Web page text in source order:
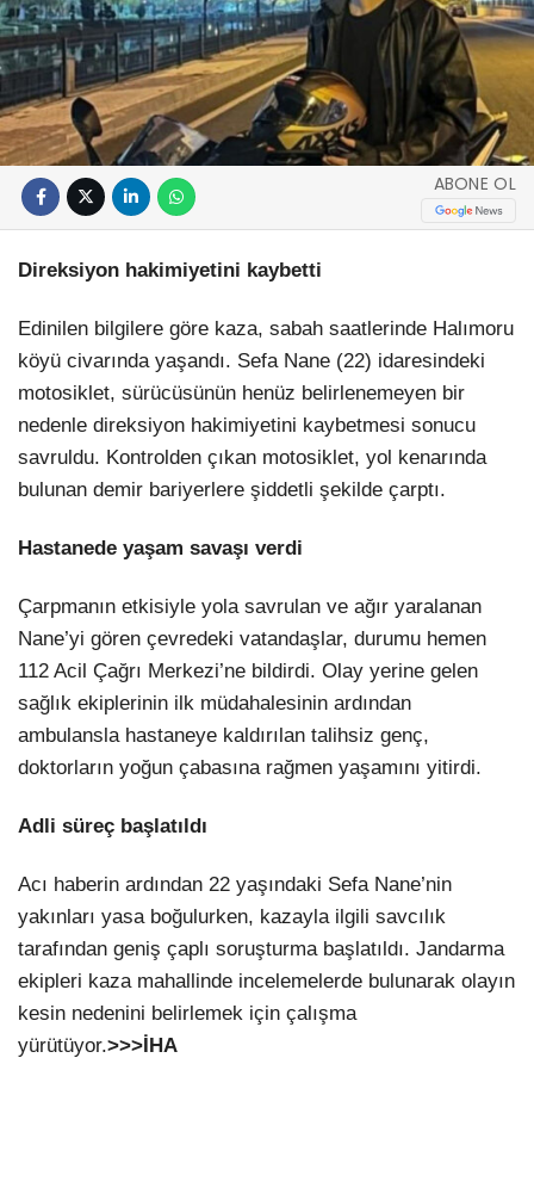
ABONE OL
Direksiyon hakimiyetini kaybetti
Edinilen bilgilere göre kaza, sabah saatlerinde Halımoru
köyü civarında yaşandı. Sefa Nane (22) idaresindeki
motosiklet, sürücüsünün henüz belirlenemeyen bir
nedenle direksiyon hakimiyetini kaybetmesi sonucu
savruldu. Kontrolden çıkan motosiklet, yol kenarında
bulunan demir bariyerlere şiddetli şekilde çarptı.
Hastanede yaşam savaşı verdi
Çarpmanın etkisiyle yola savrulan ve ağır yaralanan
Nane’yi gören çevredeki vatandaşlar, durumu hemen
112 Acil Çağrı Merkezi’ne bildirdi. Olay yerine gelen
sağlık ekiplerinin ilk müdahalesinin ardından
ambulansla hastaneye kaldırılan talihsiz genç,
doktorların yoğun çabasına rağmen yaşamını yitirdi.
Adli süreç başlatıldı
Acı haberin ardından 22 yaşındaki Sefa Nane’nin
yakınları yasa boğulurken, kazayla ilgili savcılık
tarafından geniş çaplı soruşturma başlatıldı. Jandarma
ekipleri kaza mahallinde incelemelerde bulunarak olayın
kesin nedenini belirlemek için çalışma
yürütüyor.>>>İHA